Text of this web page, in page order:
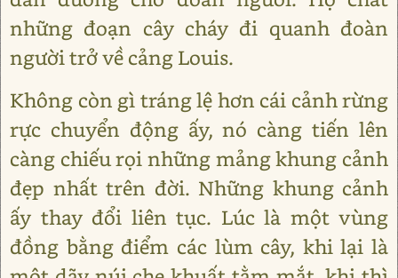
những đoạn cây cháy đi quanh đoàn
người trở về cảng Louis.
Không còn gì tráng lệ hơn cái cảnh rừng
rực chuyển động ấy, nó càng tiến lên
càng chiếu rọi những mảng khung cảnh
đẹp nhất trên đời. Những khung cảnh
ấy thay đổi liên tục. Lúc là một vùng
đồng bằng điểm các lùm cây, khi lại là